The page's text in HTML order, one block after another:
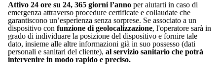
Attivo 24 ore su 24, 365 giorni l’anno per aiutarti in caso di
emergenza attraverso procedure certificate e collaudate che
garantiscono un’esperienza senza sorprese. Se associato a un
dispositivo con funzione di geolocalizzazione, l'operatore sarà in
grado di individuare la posizione del dispositivo e fornire tale
dato, insieme alle altre informazioni già in suo possesso (dati
personali e sanitari del cliente), al servizio sanitario che potrà
intervenire in modo rapido e preciso.